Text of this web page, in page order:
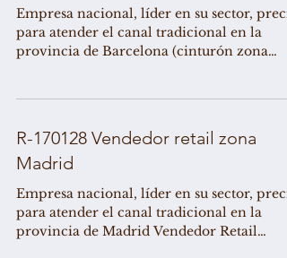
Empresa nacional, líder en su sector,
para atender el canal tradicional en la
provincia de Barcelona (cinturón zona
R-170128 Vendedor retail zona
Madrid
Empresa nacional, líder en su sector,
para atender el canal tradicional en la
provincia de Madrid Vendedor Retail